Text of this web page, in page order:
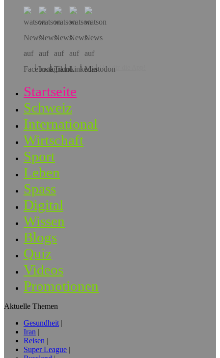
Hol dir die App!
Startseite
Schweiz
International
Wirtschaft
Sport
Leben
Spass
Digital
Wissen
Blogs
Quiz
Videos
Promotionen
Aktuelle Themen
Gesundheit
Iran
Reisen
Super League